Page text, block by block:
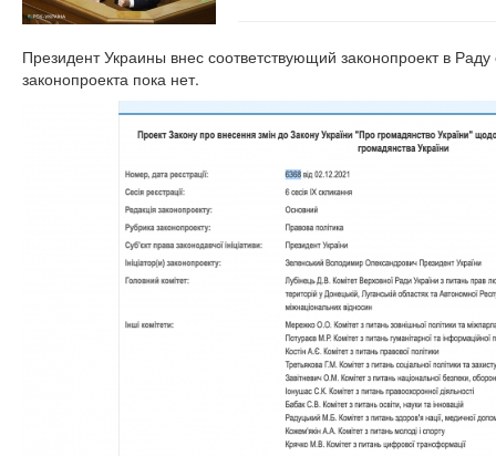
Президент Украины внес соответствующий законопроект в
законопроекта пока нет.